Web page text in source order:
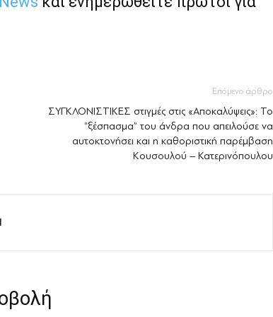
Επόμενο άρθρο
ΣΥΓΚΛΟΝΙΣΤΙΚΕΣ στιγμές στις «Αποκαλύψεις»: Το
“ξέσπασμα” του άνδρα που απειλoύσε να
αυτοκτονήσει και η καθοριστική παρέμβαση
Κουσουλού – Κατερινόπουλου